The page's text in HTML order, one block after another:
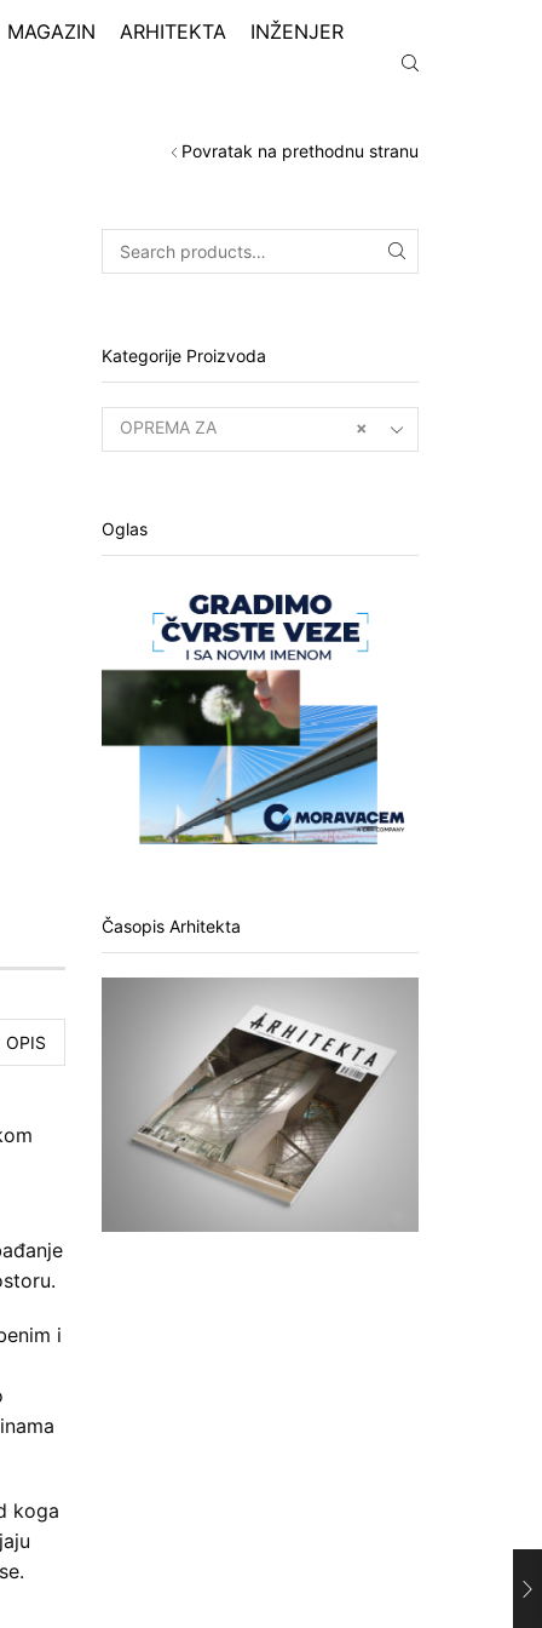
MAGAZIN ARHITEKTA INŽENJER
Povratak na prethodnu stranu
OPIS
i
koga
Kategorije Proizvoda
×
OPREMA ZA
Oglas
Časopis Arhitekta